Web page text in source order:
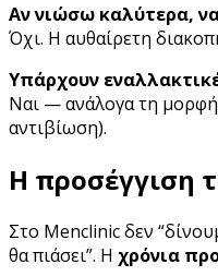
Αν νιώσω καλύτερα,
Όχι. Η αυθαίρετη
Υπάρχουν
Ναι — ανάλογα τη μορφή
αντιβίωση).
Η προσέγγιση
Στο Menclinic δεν
θα πιάσει”. Η χρόνια